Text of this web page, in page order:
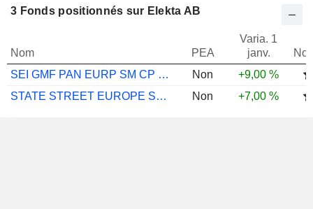
3 Fonds positionnés sur Elekta AB
Nom PEA
Varia. 1
janv.
SEI GMF PAN EURP SM CP EUR INSTL A ACC
Non
+9,00 %
STATE STREET EUROPE SM CP SCRN EQ PE ...
Non +7,00 %